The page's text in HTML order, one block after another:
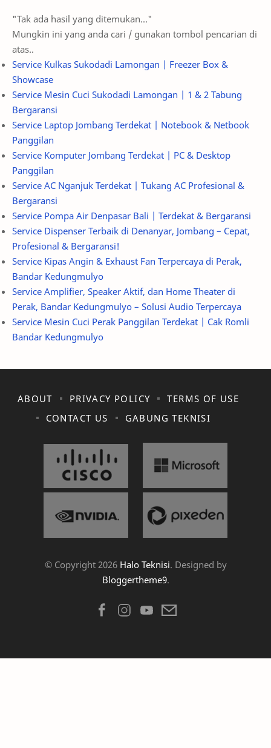
"Tak ada hasil yang ditemukan..."
Mungkin ini yang anda cari / gunakan tombol pencarian di
atas..
Service Kulkas Sukodadi Lamongan | Freezer Box &
Showcase
Service Mesin Cuci Sukodadi Lamongan | 1 & 2 Tabung
Bergaransi
Service Laptop Jombang Terdekat | Notebook & Netbook
Panggilan
Service Komputer Jombang Terdekat | PC & Desktop
Panggilan
Service AC Nganjuk Terdekat | Tukang AC Profesional &
Bergaransi
Service Pompa Air Denpasar Bali | Terdekat & Bergaransi
Service Dispenser Terbaik di Denanyar, Jombang – Cepat,
Profesional & Bergaransi!
Service Kipas Angin & Exhaust Fan Terpercaya di Perak,
Bandar Kedungmulyo
Service Amplifier, Speaker Aktif, dan Home Theater di
Perak, Bandar Kedungmulyo – Solusi Audio Terpercaya
Service Mesin Cuci Perak Panggilan Terdekat | Cak Romli
Bandar Kedungmulyo
ABOUT PRIVACY POLICY
TERMS OF USE
CONTACT US
GABUNG TEKNISI
© Copyright 2026 Halo Teknisi. Designed by
Bloggertheme9.